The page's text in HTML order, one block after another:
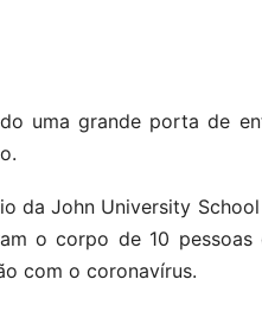
uma grande porta de
da John University
o corpo de 10
com o coronavírus.